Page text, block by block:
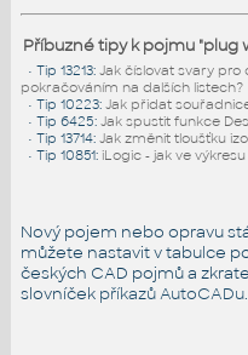
Příbuzné tipy k pojmu "plug
• Tip 13213: Jak číslovat svary
pokračováním na dalších listech?
• Tip 10223: Jak přidat
• Tip 6425: Jak spustit funkce
• Tip 13714: Jak změnit tloušťku
• Tip 10851: iLogic - jak ve
Nový pojem nebo opravu
můžete nastavit v tabulce
českých CAD pojmů a
slovníček příkazů AutoCADu.